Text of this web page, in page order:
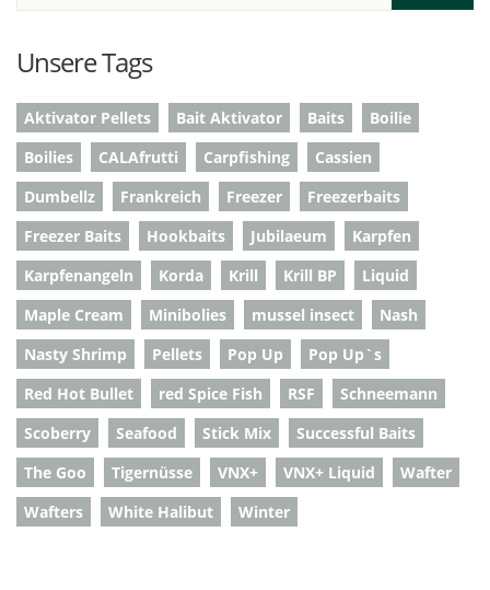
Unsere Tags
Aktivator Pellets Bait Aktivator Baits
Boilie
Boilies
CALAfrutti Carpfishing
Cassien
Dumbellz
Frankreich Freezer
Freezerbaits
Freezer Baits
Hookbaits Jubilaeum
Karpfen
Karpfenangeln
Korda Krill Krill BP
Liquid
Maple Cream
Minibolies mussel insect
Nash
Nasty Shrimp
Pellets Pop Up
Pop Up`s
Red Hot Bullet
red Spice Fish RSF
Schneemann
Scoberry
Seafood Stick Mix
Successful Baits
The Goo
Tigernüsse VNX+ VNX+ Liquid
Wafter
Wafters
White Halibut Winter